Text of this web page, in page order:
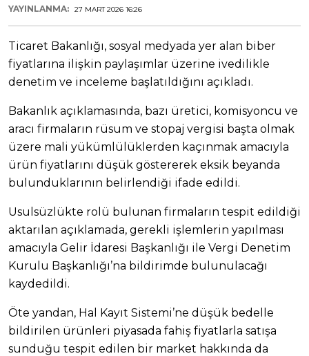
YAYINLANMA: 27 MART 2026 16:26
Ticaret Bakanlığı, sosyal medyada yer alan biber
fiyatlarına ilişkin paylaşımlar üzerine ivedilikle
denetim ve inceleme başlatıldığını açıkladı.
Bakanlık açıklamasında, bazı üretici, komisyoncu ve
aracı firmaların rüsum ve stopaj vergisi başta olmak
üzere mali yükümlülüklerden kaçınmak amacıyla
ürün fiyatlarını düşük göstererek eksik beyanda
bulunduklarının belirlendiği ifade edildi.
Usulsüzlükte rolü bulunan firmaların tespit edildiği
aktarılan açıklamada, gerekli işlemlerin yapılması
amacıyla Gelir İdaresi Başkanlığı ile Vergi Denetim
Kurulu Başkanlığı’na bildirimde bulunulacağı
kaydedildi.
Öte yandan, Hal Kayıt Sistemi’ne düşük bedelle
bildirilen ürünleri piyasada fahiş fiyatlarla satışa
sunduğu tespit edilen bir market hakkında da